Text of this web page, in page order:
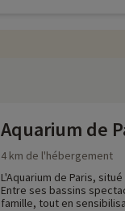
Aquarium de
4 km de l'hébergement
L'Aquarium de Paris,
Entre ses bassins
famille, tout en